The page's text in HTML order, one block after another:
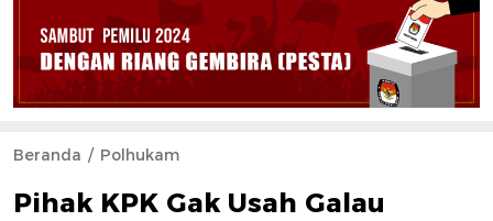
Beranda Polhukam
Pihak KPK Gak Usah Galau